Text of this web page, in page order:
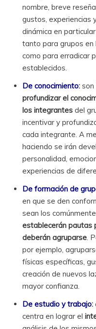
nombre, breve
gustos, experiencias
dinámica en
tanto para grupos en
como para erradicar
establecidos.
De conocimiento:son
profundizar el
los integrantes del
incentivar y
cada integrante. A
haciendo se irán
personalidad,
experiencias de
De formación de
en que se den
sean los
establecerán pautas
deberán agruparse .
por ejemplo,
físicas específicas,
creación de nuevos
mayor confianza.
De estudio y trabajo:
centra en lograr el